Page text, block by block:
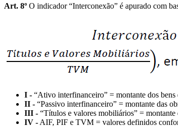
Art. 8º O indicador “Interconexão” é apurado com
I - “Ativo interfinanceiro” = montante dos bens
II - “Passivo interfinanceiro” = montante das
III - “Títulos e valores mobiliários” =
IV - AIF, PIF e TVM = valores definidos